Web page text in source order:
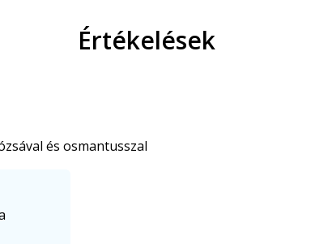
Értékelések
és osmantusszal